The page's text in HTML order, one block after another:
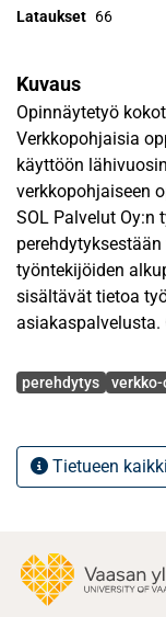
Lataukset 66
Kuvaus
Opinnäytetyö
Verkkopohjaisia
käyttöön
verkkopohjaiseen
SOL Palvelut Oy:n
työntekijöiden
sisältävät tietoa
sukupolvea,
työntekijöitä.
Teoreettisessa
perehdyttämistä
Avainsanat
perehdytys
Tietueen